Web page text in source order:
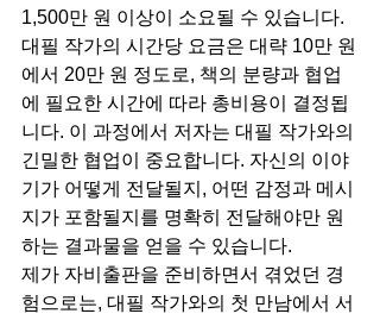
1,500만 원 이상이 소요될 수 있습니다.
대필 작가의 시간당 요금은 대략 10만 원
에서 20만 원 정도로, 책의 분량과 협업
에 필요한 시간에 따라 총비용이 결정됩
니다. 이 과정에서 저자는 대필 작가와의
긴밀한 협업이 중요합니다. 자신의 이야
기가 어떻게 전달될지, 어떤 감정과 메시
지가 포함될지를 명확히 전달해야만 원
하는 결과물을 얻을 수 있습니다.
제가 자비출판을 준비하면서 겪었던 경
험으로는, 대필 작가와의 첫 만남에서 서